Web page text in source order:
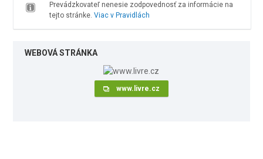
Prevádzkovateľ nenesie zodpovednosť za informácie na
tejto stránke. Viac v Pravidlách
WEBOVÁ STRÁNKA
www.livre.cz